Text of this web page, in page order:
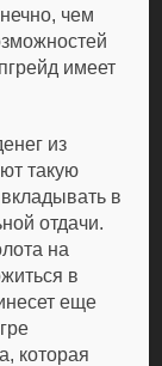
чем
имеет
из
такую
в
отдачи.
на
в
еще
которая